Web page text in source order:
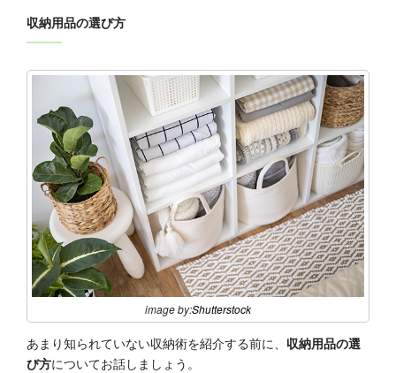
収納用品の選び方
image by:Shutterstock
あまり知られていない収納術を紹介する前に、 収納用品の選
び方についてお話しましょう。